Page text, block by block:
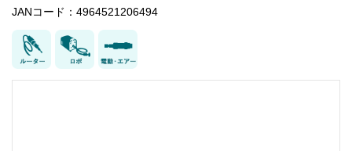
JANコード：4964521206494